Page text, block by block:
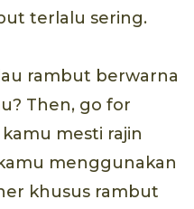
terlalu sering.
rambut berwarna
Then, go for
mesti rajin
menggunakan
khusus rambut